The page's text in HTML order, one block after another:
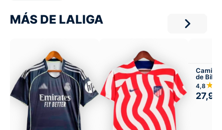
MÁS DE LALIGA
de
4,8
27,99